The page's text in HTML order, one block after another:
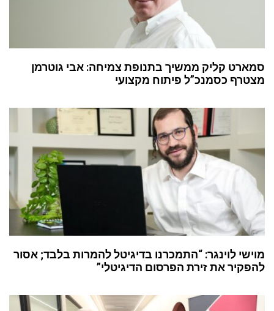
סמארט קליק ממשיך בתנופת צמיחה: אבי גוטרמן
מצטרף כסמנכ”ל פיתוח מקצועי
מוישי לוינגר: “התמכרנו בדיגיטל להמרות בלבד; אסור
להפקיר את זירת הפרסום הדיגיטלי”